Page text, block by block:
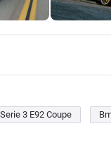
Serie 3 E92 Coupe